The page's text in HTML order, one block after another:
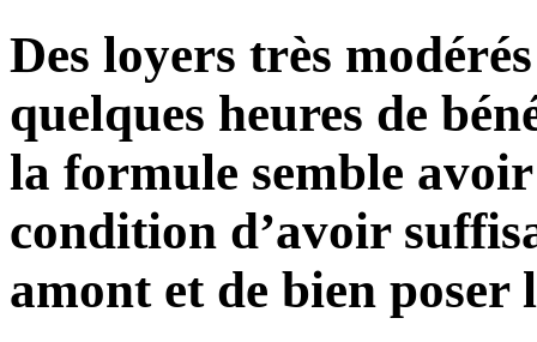
Des loyers très
quelques heures de
la formule semble
condition d’avoir
amont et de bien poser